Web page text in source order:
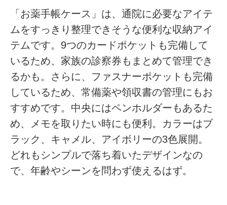
「お薬手帳ケース」は、通院に必要なアイテ
ムをすっきり整理できそうな便利な収納アイ
テムです。9つのカードポケットも完備して
いるため、家族の診察券もまとめて管理でき
るかも。さらに、ファスナーポケットも完備
しているため、常備薬や領収書の管理にもお
すすめです。中央にはペンホルダーもあるた
め、メモを取りたい時にも便利。カラーはブ
ラック、キャメル、アイボリーの3色展開。
どれもシンプルで落ち着いたデザインなの
で、年齢やシーンを問わず使えるはず。